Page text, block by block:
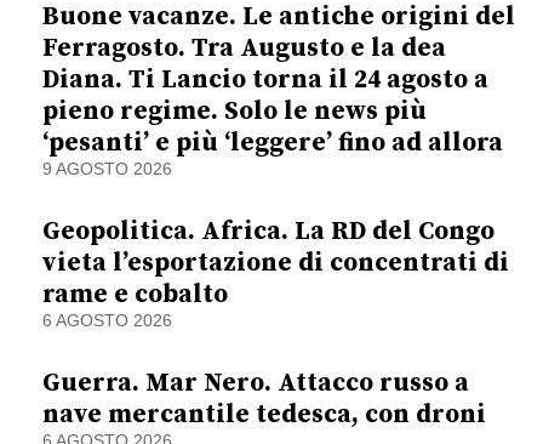
Buone vacanze. Le antiche origini del
Ferragosto. Tra Augusto e la dea
Diana. Ti Lancio torna il 24 agosto a
pieno regime. Solo le news più
‘pesanti’ e più ‘leggere’ fino ad allora
9 AGOSTO 2026
Geopolitica. Africa. La RD del Congo
vieta l’esportazione di concentrati di
rame e cobalto
6 AGOSTO 2026
Guerra. Mar Nero. Attacco russo a
nave mercantile tedesca, con droni